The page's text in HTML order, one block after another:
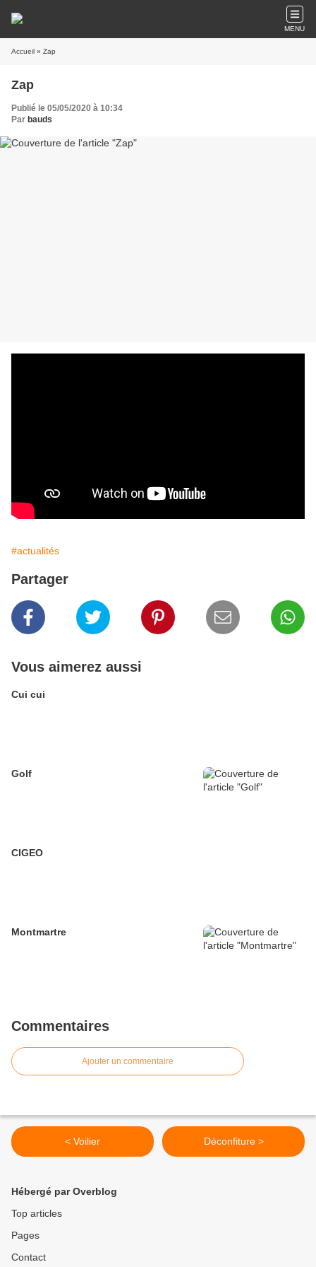
MENU
Accueil » Zap
Zap
Publié le 05/05/2020 à 10:34
Par bauds
#actualités
Partager
Vous aimerez aussi
Cui cui
Golf
CIGEO
Montmartre
Commentaires
Ajouter un commentaire
< Voilier Déconfiture >
Hébergé par Overblog
Top articles
Pages
Contact